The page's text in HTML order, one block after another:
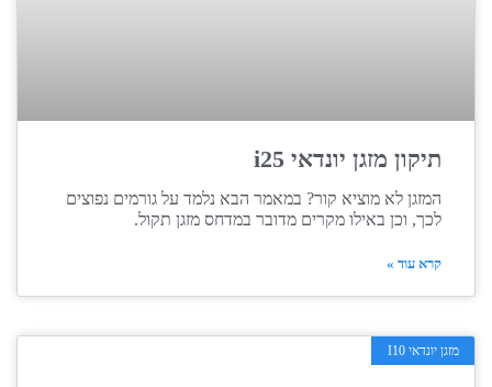
תיקון מזגן יונדאי i25
המזגן לא מוציא קור? במאמר הבא נלמד על גורמים נפוצים
לכך, וכן באילו מקרים מדובר במדחס מזגן תקול.
קרא עוד »
מזגן יונדאי I10